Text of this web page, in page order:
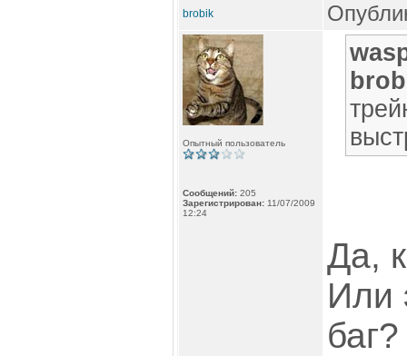
brobik
Опытный пользователь
Сообщений: 205
Зарегистрирован: 11/07/2009
12:24
Да,
Или
баг?